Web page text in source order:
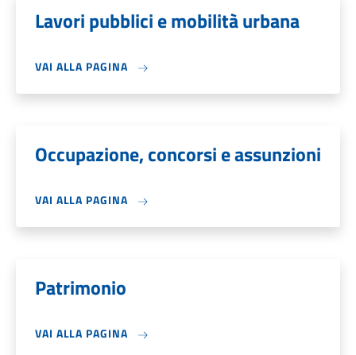
Lavori pubblici e mobilità urbana
VAI ALLA PAGINA
Occupazione, concorsi e assunzioni
VAI ALLA PAGINA
Patrimonio
VAI ALLA PAGINA